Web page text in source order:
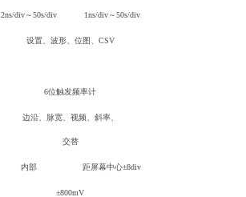
2ns/div～50s/div 1ns/div～50s/div
设置、波形、位图、CSV
6位触发频率计
边沿、脉宽、视频、斜率、
交替
内部 距屏幕中心±8div
±800mV